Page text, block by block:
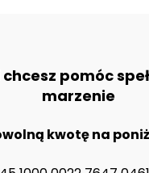
pomóc
marzenie
kwotę na